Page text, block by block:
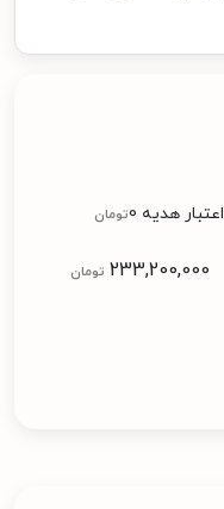
اعتبار هدیه 0 تومان
233,200,000 تومان